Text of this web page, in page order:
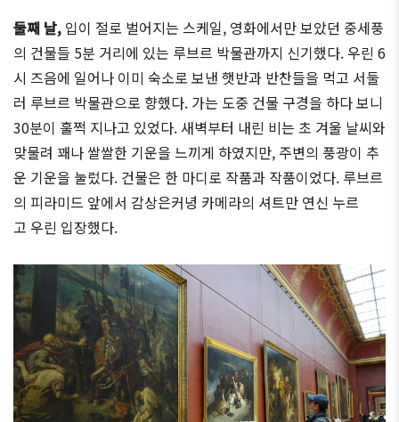
둘째 날, 입이 절로 벌어지는 스케일, 영화에서만 보았던 중세풍
의 건물들 5분 거리에 있는 루브르 박물관까지 신기했다. 우린 6
시 즈음에 일어나 이미 숙소로 보낸 햇반과 반찬들을 먹고 서둘
러 루브르 박물관으로 향했다. 가는 도중 건물 구경을 하다 보니
30분이 훌쩍 지나고 있었다. 새벽부터 내린 비는 초 겨울 날씨와
맞물려 꽤나 쌀쌀한 기운을 느끼게 하였지만, 주변의 풍광이 추
운 기운을 눌렀다. 건물은 한 마디로 작품과 작품이었다. 루브르
의 피라미드 앞에서 감상은커녕 카메라의 셔트만 연신 누르
고 우린 입장했다.